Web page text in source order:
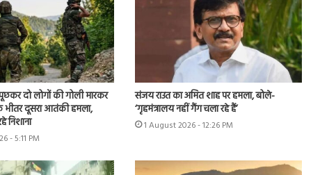
दो लोगों की गोली मारकर
भीतर दूसरा आतंकी हमला,
निशाना
- 5:11 PM
संजय राउत का अमित शाह पर हमला, बोले-
‘गृहमंत्रालय नहीं गैंग चला रहे हैं’
1 August 2026 - 12:26 PM